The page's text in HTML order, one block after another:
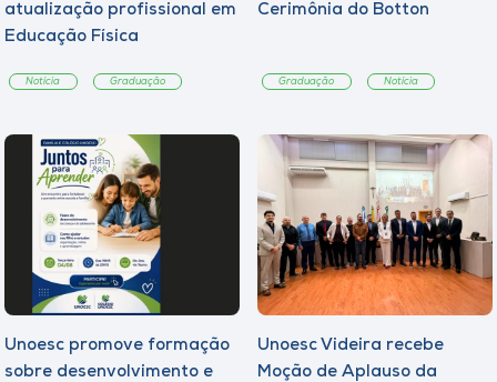
atualização profissional em
Educação Física
Notícia Graduação
Cerimônia do Botton
Graduação Notícia
Unoesc promove formação
sobre desenvolvimento e
Unoesc Videira recebe
Moção de Aplauso da